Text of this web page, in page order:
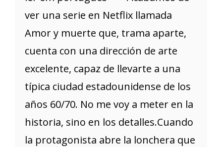
ver una serie en Netflix llamada
Amor y muerte que, trama aparte,
cuenta con una dirección de arte
excelente, capaz de llevarte a una
típica ciudad estadounidense de los
años 60/70. No me voy a meter en la
historia, sino en los detalles.Cuando
la protagonista abre la lonchera que